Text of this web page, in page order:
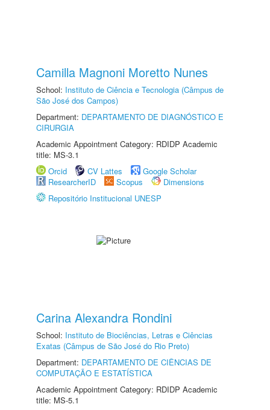
Camilla Magnoni Moretto Nunes
School: Instituto de Ciência e Tecnologia (Câmpus de
São José dos Campos)
Department: DEPARTAMENTO DE DIAGNÓSTICO E
CIRURGIA
Academic Appointment Category: RDIDP Academic
title: MS-3.1
Orcid
CV Lattes
Google Scholar
ResearcherID
Scopus
Dimensions
Repositório Institucional UNESP
Carina Alexandra Rondini
School: Instituto de Biociências, Letras e Ciências
Exatas (Câmpus de São José do Rio Preto)
Department: DEPARTAMENTO DE CIÊNCIAS DE
COMPUTAÇÃO E ESTATÍSTICA
Academic Appointment Category: RDIDP Academic
title: MS-5.1